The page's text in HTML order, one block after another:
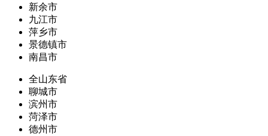
新余市
九江市
萍乡市
景德镇市
南昌市
全山东省
聊城市
滨州市
菏泽市
德州市